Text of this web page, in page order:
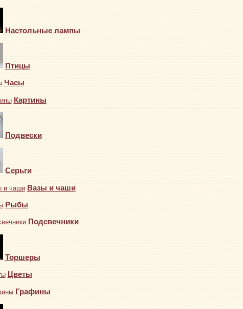
Настольные лампы
Птицы
Часы
Картины
Подвески
Серьги
Вазы и чаши
Рыбы
Подсвечники
Торшеры
Цветы
Графины